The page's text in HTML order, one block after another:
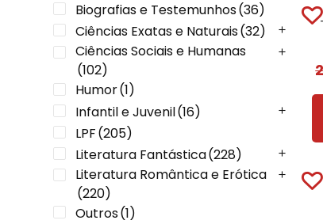
Biografias e Testemunhos(36)
Ciências Exatas e Naturais(32)
Ciências Sociais e Humanas
(102)
Humor(1)
Infantil e Juvenil(16)
LPF(205)
Literatura Fantástica(228)
Literatura Romântica e Erótica
(220)
Outros(1)